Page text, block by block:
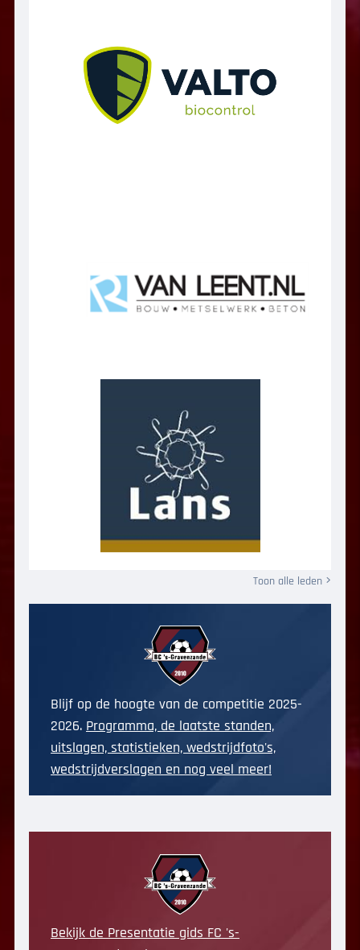
Toon alle leden
Blijf op de hoogte van de competitie 2025-
2026. Programma, de laatste standen,
uitslagen, statistieken, wedstrijdfoto's,
wedstrijdverslagen en nog veel meer!
Bekijk de Presentatie gids FC 's-